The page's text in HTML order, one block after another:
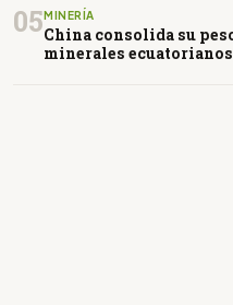
05MINERÍA
China consolida su
minerales ecuatorianos